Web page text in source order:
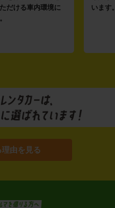
だける車内環境に
います
由を見る